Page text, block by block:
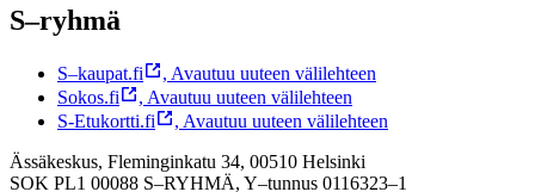
S–ryhmä
S–kaupat.fi , Avautuu uuteen välilehteen
Sokos.fi
, Avautuu uuteen välilehteen
S-Etukortti.fi
, Avautuu uuteen välilehteen
Ässäkeskus, Fleminginkatu 34, 00510 Helsinki
SOK PL1 00088 S–RYHMÄ, Y–tunnus 0116323–1